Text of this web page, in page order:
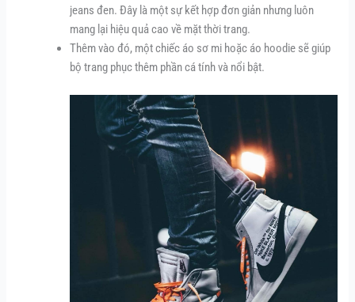
jeans đen. Đây là một sự kết hợp đơn giản nhưng luôn
mang lại hiệu quả cao về mặt thời trang.
Thêm vào đó, một chiếc áo sơ mi hoặc áo hoodie sẽ giúp
bộ trang phục thêm phần cá tính và nổi bật.